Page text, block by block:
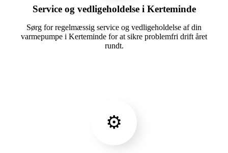
Service og vedligeholdelse i Kerteminde
Sørg for regelmæssig service og vedligeholdelse af din
varmepumpe i Kerteminde for at sikre problemfri drift året
rundt.
⚙️